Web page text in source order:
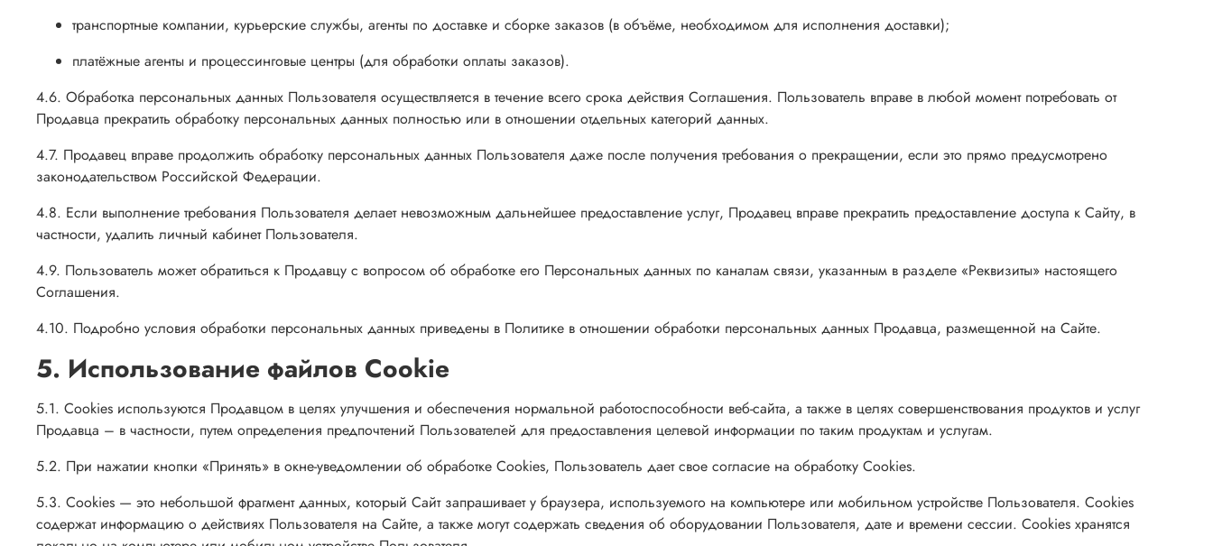
транспортные компании, курьерские службы, агенты по доставке и сборке заказов (в объёме, необходимом для исполнения доставки);
платёжные агенты и процессинговые центры (для обработки оплаты заказов).
4.6. Обработка персональных данных Пользователя осуществляется в течение всего срока действия Соглашения. Пользователь вправе в любой момент потребовать от
Продавца прекратить обработку персональных данных полностью или в отношении отдельных категорий данных.
4.7. Продавец вправе продолжить обработку персональных данных Пользователя даже после получения требования о прекращении, если это прямо предусмотрено
законодательством Российской Федерации.
4.8. Если выполнение требования Пользователя делает невозможным дальнейшее предоставление услуг, Продавец вправе прекратить предоставление доступа к Сайту, в
частности, удалить личный кабинет Пользователя.
4.9. Пользователь может обратиться к Продавцу с вопросом об обработке его Персональных данных по каналам связи, указанным в разделе «Реквизиты» настоящего
Соглашения.
4.10. Подробно условия обработки персональных данных приведены в Политике в отношении обработки персональных данных Продавца, размещенной на Сайте.
5. Использование файлов Cookie
5.1. Сookies используются Продавцом в целях улучшения и обеспечения нормальной работоспособности веб-сайта, а также в целях совершенствования продуктов и услуг
Продавца – в частности, путем определения предпочтений Пользователей для предоставления целевой информации по таким продуктам и услугам.
5.2. При нажатии кнопки «Принять» в окне-уведомлении об обработке Cookies, Пользователь дает свое согласие на обработку Сookies.
5.3. Сookies — это небольшой фрагмент данных, который Сайт запрашивает у браузера, используемого на компьютере или мобильном устройстве Пользователя. Cookies
содержат информацию о действиях Пользователя на Сайте, а также могут содержать сведения об оборудовании Пользователя, дате и времени сессии. Сookies хранятся